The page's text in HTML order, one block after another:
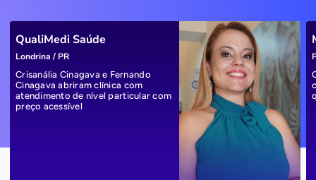
QualiMedi Saúde
Londrina / PR
Crisanália Cinagava e Fernando
Cinagava abriram clínica com
atendimento de nível particular com
preço acessível